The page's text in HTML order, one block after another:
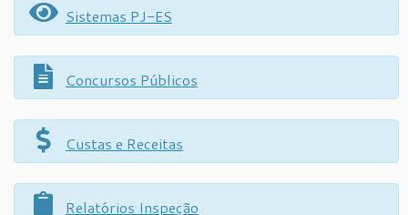
Sistemas PJ-ES
Concursos Públicos
Custas e Receitas
Relatórios Inspeção